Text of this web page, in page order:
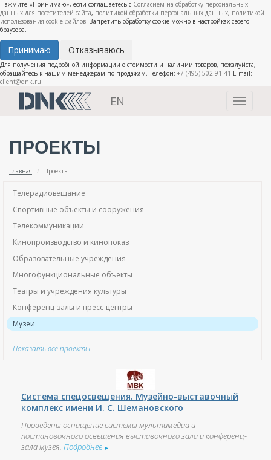
Нажмите «Принимаю», если соглашаетесь с Согласием на обработку персональных
данных для посетителей сайта, политикой обработки персональных данных, политикой
использования cookie-файлов. Запретить обработку cookie можно в настройках своего
браузера.
Принимаю Отказываюсь
Для получения подробной информации о стоимости и наличии товаров, пожалуйста,
обращайтесь к нашим менеджерам по продажам. Телефон: +7 (495) 502-91-41 E-mail:
client@dnk.ru
Toggle
EN
ПРОЕКТЫ
Главная Проекты
Телерадиовещание
Спортивные объекты и сооружения
Телекоммуникации
Кинопроизводство и кинопоказ
Образовательные учреждения
Многофункциональные объекты
Театры и учреждения культуры
Конференц-залы и пресс-центры
Музеи
Показать все проекты
Система спецосвещения. Музейно-выставочный
комплекс имени И. С. Шемановского
Проведены оснащение системы мультимедиа и
постановочного освещения выставочного зала и конференц-
зала музея. Подробнее ►